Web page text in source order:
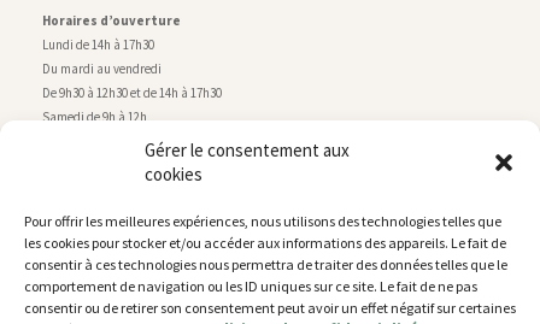
Gérer le consentement aux
cookies
Pour offrir les meilleures expériences, nous utilisons des technologies telles que
les cookies pour stocker et/ou accéder aux informations des appareils. Le fait de
consentir à ces technologies nous permettra de traiter des données telles que le
comportement de navigation ou les ID uniques sur ce site. Le fait de ne pas
consentir ou de retirer son consentement peut avoir un effet négatif sur certaines
Horaires d’ouverture
Lundi de 14h à 17h30
Du mardi au vendredi
De 9h30 à 12h30 et de 14h à 17h30
Samedi de 9h à 12h
Service technique
rue de Montry–77700 Chessy
Tél. 01 60 43 52 63
Horaires d’ouverture
Lundi, mardi et jeudi